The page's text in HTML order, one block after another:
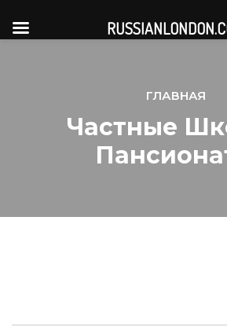
ГЛАВНАЯ
Частные